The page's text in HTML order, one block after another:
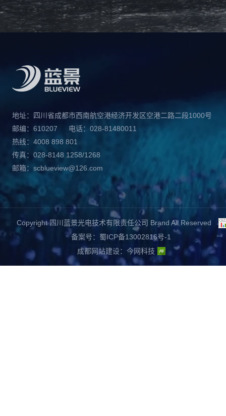
地址：四川省成都市西南航空港经济开发区空港二路二段1000号
邮编：610207
电话：028-81480011
热线：4008 898 801
传真：028-8148 1258/1268
邮箱：scblueview@126.com
Copyright 四川蓝景光电技术有限责任公司 Brand All Reserved
备案号：蜀ICP备13002816号-1
成都网站建设： 今网科技